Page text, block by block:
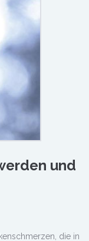
und
die in